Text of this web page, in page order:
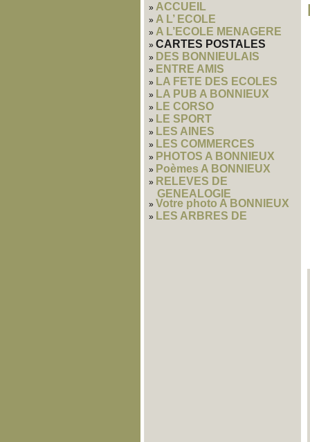
ACCUEIL
A L’ ECOLE
A L’ECOLE MENAGERE
CARTES POSTALES
DES BONNIEULAIS
ENTRE AMIS
LA FETE DES ECOLES
LA PUB A BONNIEUX
LE CORSO
LE SPORT
LES AINES
LES COMMERCES
PHOTOS A BONNIEUX
Poèmes A BONNIEUX
RELEVES DE
GENEALOGIE
Votre photo A BONNIEUX
LES ARBRES DE